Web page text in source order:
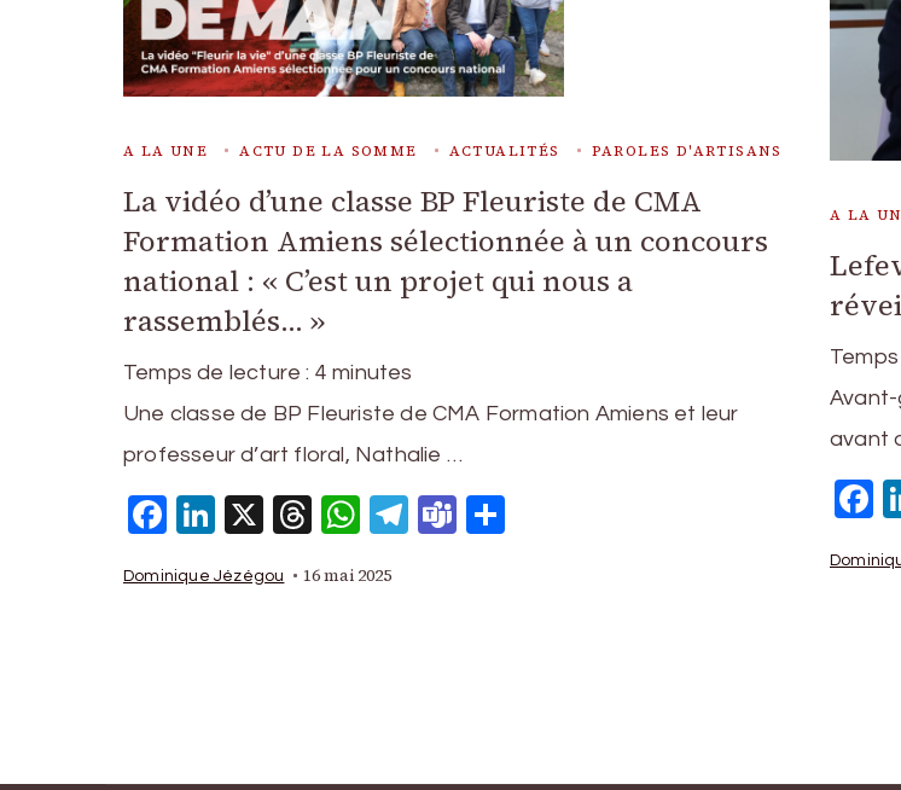
A LA UNE ACTU DE LA SOMME ACTUALITÉS PAROLES D'ARTISANS
La vidéo d’une classe BP Fleuriste de CMA
Formation Amiens sélectionnée à un concours
national : « C’est un projet qui nous a
rassemblés… »
Temps de lecture : 4 minutes
Une classe de BP Fleuriste de CMA Formation Amiens et leur
professeur d’art floral, Nathalie …
Facebook
LinkedIn
X Threads
WhatsApp
Telegram
Teams
Dominique Jézégou 16 mai 2025
A LA
Avant-
avant